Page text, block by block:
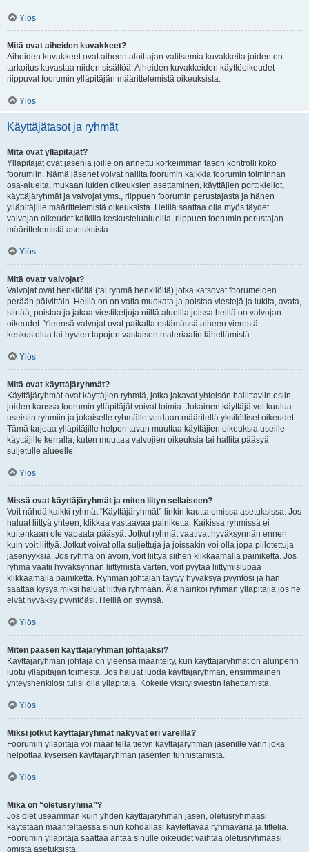
Ylös
Mitä ovat aiheiden kuvakkeet?
Aiheiden kuvakkeet ovat aiheen aloittajan valitsemia kuvakkeita joiden on
tarkoitus kuvastaa niiden sisältöä. Aiheiden kuvakkeiden käyttöoikeudet
riippuvat foorumin ylläpitäjän määrittelemistä oikeuksista.
Ylös
Käyttäjätasot ja ryhmät
Mitä ovat ylläpitäjät?
Ylläpitäjät ovat jäseniä joille on annettu korkeimman tason kontrolli koko
foorumiin. Nämä jäsenet voivat hallita foorumin kaikkia foorumin toiminnan
osa-alueita, mukaan lukien oikeuksien asettaminen, käyttäjien porttikiellot,
käyttäjäryhmät ja valvojat yms., riippuen foorumin perustajasta ja hänen
ylläpitäjille määrittelemistä oikeuksista. Heillä saattaa olla myös täydet
valvojan oikeudet kaikilla keskustelualueilla, riippuen foorumin perustajan
määrittelemistä asetuksista.
Ylös
Mitä ovatr valvojat?
Valvojat ovat henkilöitä (tai ryhmä henkilöitä) jotka katsovat foorumeiden
perään päivittäin. Heillä on on valta muokata ja poistaa viestejä ja lukita, avata,
siirtää, poistaa ja jakaa viestiketjuja niillä alueilla joissa heillä on valvojan
oikeudet. Yleensä valvojat ovat paikalla estämässä aiheen vierestä
keskustelua tai hyvien tapojen vastaisen materiaalin lähettämistä.
Ylös
Mitä ovat käyttäjäryhmät?
Käyttäjäryhmät ovat käyttäjien ryhmiä, jotka jakavat yhteisön hallittaviin osiin,
joiden kanssa foorumin ylläpitäjät voivat toimia. Jokainen käyttäjä voi kuulua
useisiin ryhmiin ja jokaiselle ryhmälle voidaan määritellä yksilölliset oikeudet.
Tämä tarjoaa ylläpitäjille helpon tavan muuttaa käyttäjien oikeuksia useille
käyttäjille kerralla, kuten muuttaa valvojien oikeuksia tai hallita pääsyä
suljetulle alueelle.
Ylös
Missä ovat käyttäjäryhmät ja miten liityn sellaiseen?
Voit nähdä kaikki ryhmät “Käyttäjäryhmät”-linkin kautta omissa asetuksissa. Jos
haluat liittyä yhteen, klikkaa vastaavaa painiketta. Kaikissa ryhmissä ei
kuitenkaan ole vapaata pääsyä. Jotkut ryhmät vaativat hyväksynnän ennen
kuin voit liittyä. Jotkut voivat olla suljettuja ja joissakin voi olla jopa piilotettuja
jäsenyyksiä. Jos ryhmä on avoin, voit liittyä siihen klikkaamalla painiketta. Jos
ryhmä vaatii hyväksynnän liittymistä varten, voit pyytää liittymislupaa
klikkaamalla painiketta. Ryhmän johtajan täytyy hyväksyä pyyntösi ja hän
saattaa kysyä miksi haluat liittyä ryhmään. Älä häiriköi ryhmän ylläpitäjiä jos he
eivät hyväksy pyyntöäsi. Heillä on syynsä.
Ylös
Miten pääsen käyttäjäryhmän johtajaksi?
Käyttäjäryhmän johtaja on yleensä määritelty, kun käyttäjäryhmät on alunperin
luotu ylläpitäjän toimesta. Jos haluat luoda käyttäjäryhmän, ensimmäinen
yhteyshenkilösi tulisi olla ylläpitäjä. Kokeile yksityisviestin lähettämistä.
Ylös
Miksi jotkut käyttäjäryhmät näkyvät eri väreillä?
Foorumin ylläpitäjä voi määritellä tietyn käyttäjäryhmän jäsenille värin joka
helpottaa kyseisen käyttäjäryhmän jäsenten tunnistamista.
Ylös
Mikä on “oletusryhmä”?
Jos olet useamman kuin yhden käyttäjäryhmän jäsen, oletusryhmääsi
käytetään määriteltäessä sinun kohdallasi käytettävää ryhmäväriä ja titteliä.
Foorumin ylläpitäjä saattaa antaa sinulle oikeudet vaihtaa oletusryhmääsi
omista asetuksista.